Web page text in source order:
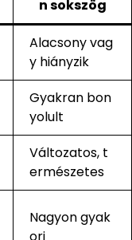
n sokszög
Alacsony vag
y hiányzik
Gyakran bon
yolult
Változatos, t
ermészetes
Nagyon gyak